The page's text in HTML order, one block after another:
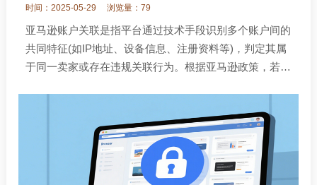
时间：2025-05-29 浏览量：79
亚马逊账户关联是指平台通过技术手段识别多个账户间的
共同特征(如IP地址、设备信息、注册资料等)，判定其属
于同一卖家或存在违规关联行为。根据亚马逊政策，若卖